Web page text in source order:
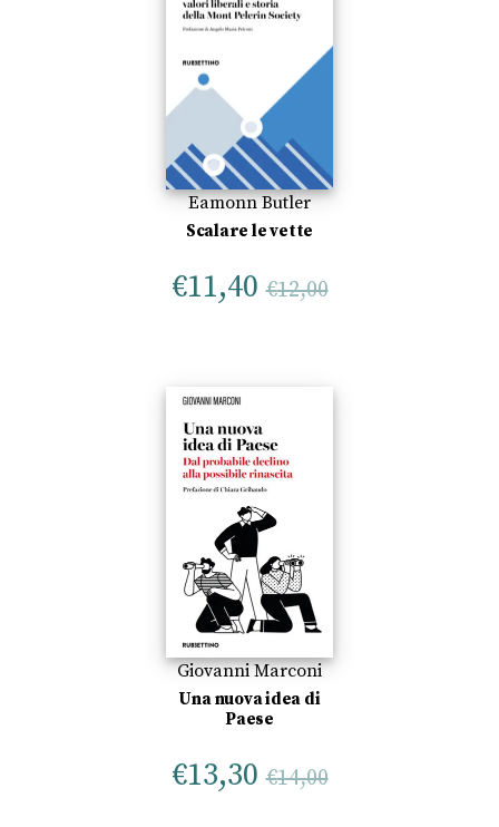
Eamonn Butler
Scalare le vette
€11,40 €12,00
Giovanni Marconi
Una nuova idea di
Paese
€13,30 €14,00